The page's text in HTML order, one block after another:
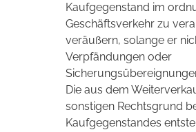
Kaufgegenstand im
Geschäftsverkehr zu
veräußern, solange er
Verpfändungen oder
Die aus dem
sonstigen Rechtsgrund
Kaufgegenstandes